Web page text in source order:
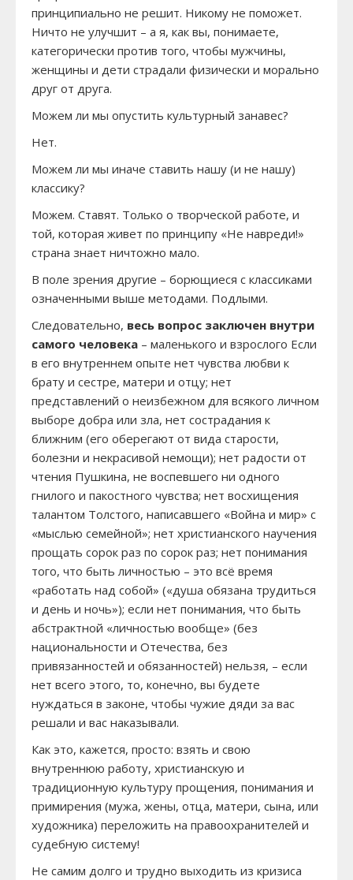
принципиально не решит. Никому не поможет.
Ничто не улучшит – а я, как вы, понимаете,
категорически против того, чтобы мужчины,
женщины и дети страдали физически и морально
друг от друга.
Можем ли мы опустить культурный занавес?
Нет.
Можем ли мы иначе ставить нашу (и не нашу)
классику?
Можем. Ставят. Только о творческой работе, и
той, которая живет по принципу «Не навреди!»
страна знает ничтожно мало.
В поле зрения другие – борющиеся с классиками
означенными выше методами. Подлыми.
Следовательно, весь вопрос заключен внутри
самого человека – маленького и взрослого Если
в его внутреннем опыте нет чувства любви к
брату и сестре, матери и отцу; нет
представлений о неизбежном для всякого личном
выборе добра или зла, нет сострадания к
ближним (его оберегают от вида старости,
болезни и некрасивой немощи); нет радости от
чтения Пушкина, не воспевшего ни одного
гнилого и пакостного чувства; нет восхищения
талантом Толстого, написавшего «Война и мир» с
«мыслью семейной»; нет христианского научения
прощать сорок раз по сорок раз; нет понимания
того, что быть личностью – это всё время
«работать над собой» («душа обязана трудиться
и день и ночь»); если нет понимания, что быть
абстрактной «личностью вообще» (без
национальности и Отечества, без
привязанностей и обязанностей) нельзя, – если
нет всего этого, то, конечно, вы будете
нуждаться в законе, чтобы чужие дяди за вас
решали и вас наказывали.
Как это, кажется, просто: взять и свою
внутреннюю работу, христианскую и
традиционную культуру прощения, понимания и
примирения (мужа, жены, отца, матери, сына, или
художника) переложить на правоохранителей и
судебную систему!
Не самим долго и трудно выходить из кризиса